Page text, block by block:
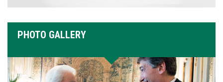
PHOTO GALLERY